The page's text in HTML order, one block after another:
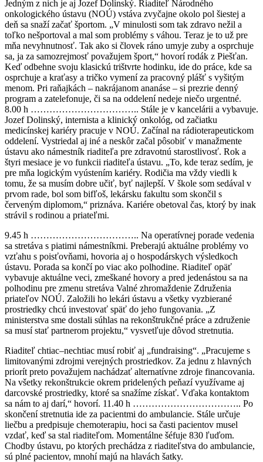
Jedným z nich je aj Jozef Dolinský. Riaditeľ Národného
onkologického ústavu (NOÚ) vstáva zvyčajne okolo pol šiestej a
deň sa snaží začať športom. „V minulosti som tak zdravo nežil a
toľko nešportoval a mal som problémy s váhou. Teraz je to už pre
mňa nevyhnutnosť. Tak ako si človek ráno umyje zuby a osprchuje
sa, ja za samozrejmosť považujem šport,“ hovorí rodák z Piešťan.
Keď odbehne svoju klasickú trištvrte hodinku, ide do práce, kde sa
osprchuje a kraťasy a tričko vymení za pracovný plášť s vyšitým
menom. Pri raňajkách – nakrájanom ananáse – si prezrie denný
program a zatelefonuje, či sa na oddelení nedeje niečo urgentné.
8.00 h …………………………….. Stále je v kancelárii a vybavuje.
Jozef Dolinský, internista a klinický onkológ, od začiatku
medicínskej kariéry pracuje v NOÚ. Začínal na rádioterapeutickom
oddelení. Vystriedal aj iné a neskôr začal pôsobiť v manažmente
ústavu ako námestník riaditeľa pre zdravotnú starostlivosť. Rok a
štyri mesiace je vo funkcii riaditeľa ústavu. „To, kde teraz sedím, je
pre mňa logickým vyústením kariéry. Rodičia ma vždy viedli k
tomu, že sa musím dobre učiť, byť najlepší. V škole som sedával v
prvom rade, bol som bifľoš, lekársku fakultu som skončil s
červeným diplomom,“ priznáva. Kariére obetoval čas, ktorý by inak
strávil s rodinou a priateľmi.
9.45 h …………………………….. Na operatívnej porade vedenia
sa stretáva s piatimi námestníkmi. Preberajú aktuálne problémy vo
vzťahu s poisťovňami, hovoria aj o hospodárskych výsledkoch
ústavu. Porada sa končí po viac ako polhodine. Riaditeľ opäť
vybavuje aktuálne veci, zmeškané hovory a pred jedenástou sa na
polhodinu pre zmenu stretáva Valné zhromaždenie Združenia
priateľov NOÚ. Založili ho lekári ústavu a všetky vyzbierané
prostriedky chcú investovať späť do jeho fungovania. „Z
ministerstva sme dostali súhlas na rekonštrukčné práce a združenie
sa musí stať partnerom projektu,“ vysvetľuje dôvod stretnutia.
Riaditeľ chtiac–nechtiac musí robiť aj „fundraising“. „Pracujeme s
limitovanými zdrojmi verejných prostriedkov. Za jednu z hlavných
priorít preto považujem nachádzať alternatívne zdroje financovania.
Na všetky rekonštrukcie okrem pridelených peňazí využívame aj
darcovské prostriedky, ktoré sa snažíme získať. Vďaka kontaktom
sa nám to aj darí,“ hovorí. 11.40 h …………………………….. Po
skončení stretnutia ide za pacientmi do ambulancie. Stále určuje
liečbu a predpisuje chemoterapiu, hoci sa časti pacientov musel
vzdať, keď sa stal riaditeľom. Momentálne šéfuje 830 ľuďom.
Chodby ústavu, po ktorých prechádza z riaditeľstva do ambulancie,
sú plné pacientov, mnohí majú na hlavách šatky.